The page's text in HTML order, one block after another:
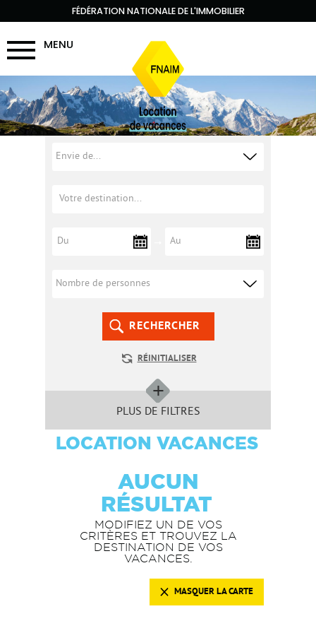
FÉDÉRATION NATIONALE DE L'IMMOBILIER
MENU
RECHERCHER
RÉINITIALISER
PLUS DE FILTRES
LOCATION VACANCES
AUCUN
RÉSULTAT
MODIFIEZ UN DE VOS
CRITÈRES ET TROUVEZ LA
DESTINATION DE VOS
VACANCES.
MASQUER LA CARTE